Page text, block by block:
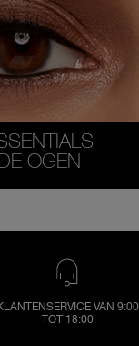
OGEN
VAN 9:00
TOT 18:00